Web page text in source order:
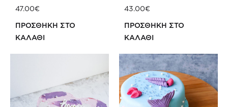
47.00€
ΠΡΟΣΘΗΚΗ ΣΤΟ
ΚΑΛΑΘΙ
WISHLIST
43.00€
ΠΡΟΣΘΗΚΗ ΣΤΟ
ΚΑΛΑΘΙ
ΣΤΗ